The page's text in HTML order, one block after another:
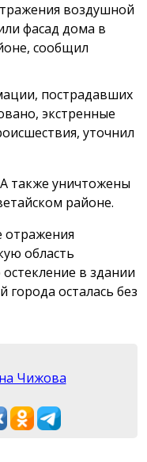
воздушной
фасад дома в
сообщил
пострадавших
экстренные
уточнил
также уничтожены
районе.
отражения
область
в здании
города осталась без
Чижова